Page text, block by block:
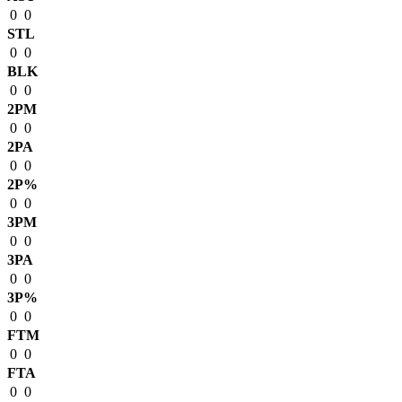
0 0
STL
0 0
BLK
0 0
2PM
0 0
2PA
0 0
2P%
0 0
3PM
0 0
3PA
0 0
3P%
0 0
FTM
0 0
FTA
0 0